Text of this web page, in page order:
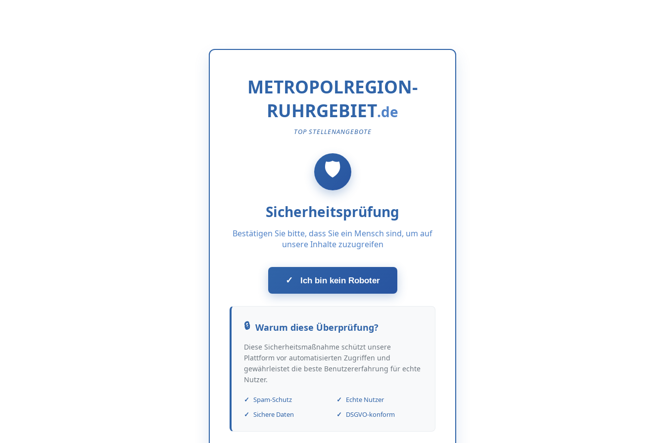
METROPOLREGION-
RUHRGEBIET
TOP STELLENANGEBOTE
Sicherheitsprüfung
Bestätigen Sie bitte, dass Sie ein Mensch sind, um auf
unsere Inhalte zuzugreifen
✓ Ich bin kein Roboter
Warum diese Überprüfung?
Diese Sicherheitsmaßnahme schützt unsere
Plattform vor automatisierten Zugriffen und
gewährleistet die beste Benutzererfahrung für echte
Nutzer.
Spam-Schutz
Echte Nutzer
Sichere Daten
DSGVO-konform